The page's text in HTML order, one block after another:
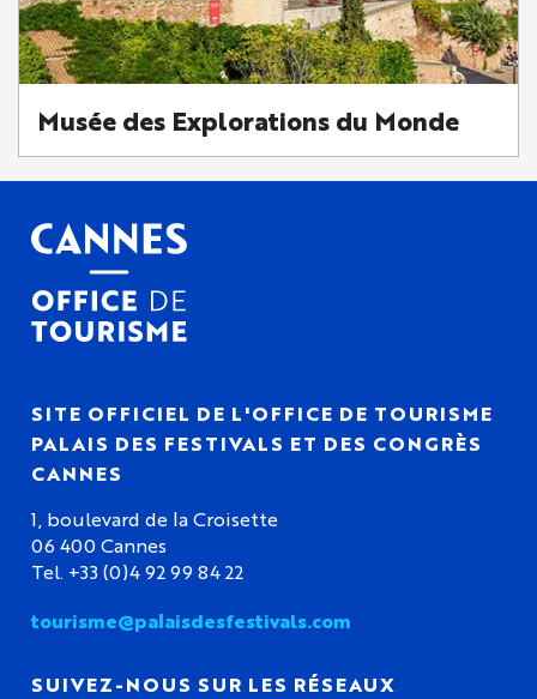
Musée des Explorations du Monde
SITE OFFICIEL DE L'OFFICE DE TOURISME
PALAIS DES FESTIVALS ET DES CONGRÈS
CANNES
1, boulevard de la Croisette
06 400 Cannes
Tel. +33 (0)4 92 99 84 22
tourisme@palaisdesfestivals.com
SUIVEZ-NOUS SUR LES RÉSEAUX